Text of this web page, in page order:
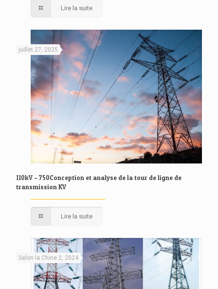
Lire la suite
juillet 27, 2025
110kV – 750Conception et analyse de la tour de ligne de
transmission KV
Lire la suite
Selon la Chine 2, 2024